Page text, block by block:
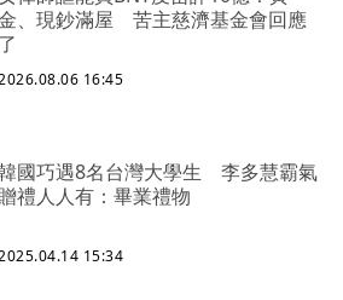
、現鈔滿屋 苦主慈濟基金會回應
了
16:45
國巧遇8名台灣大學生 李多慧霸氣
贈禮人人有：畢業禮物
15:34